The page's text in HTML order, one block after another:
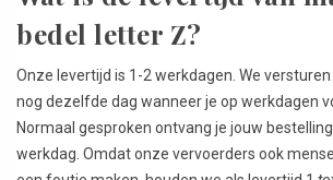
bedel letter Z?
Onze levertijd is 1-2 werkdagen. We
nog dezelfde dag wanneer je op werkdagen
Normaal gesproken ontvang je jouw
werkdag. Omdat onze vervoerders ook